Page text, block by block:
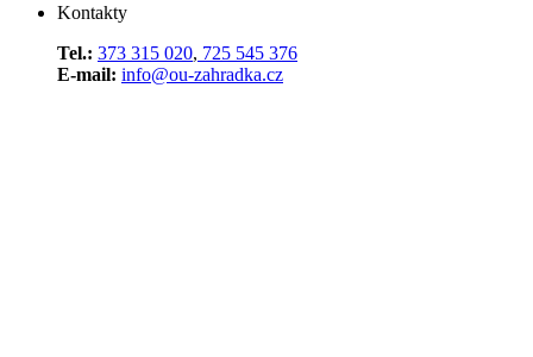
Kontakty
Tel.: 373 315 020, 725 545 376
E-mail: info@ou-zahradka.cz